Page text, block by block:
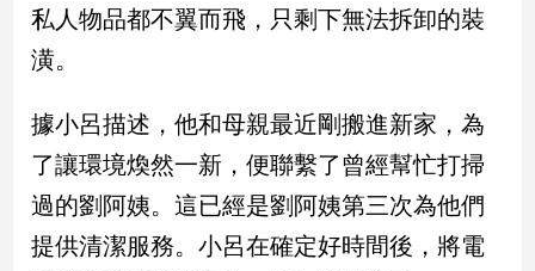
觀
點
民
國
會
點
私人物品都不翼而飛，只剩下無法拆卸的裝
潢。
據小呂描述，他和母親最近剛搬進新家，為
了讓環境煥然一新，便聯繫了曾經幫忙打掃
過的劉阿姨。這已經是劉阿姨第三次為他們
提供清潔服務。小呂在確定好時間後，將電